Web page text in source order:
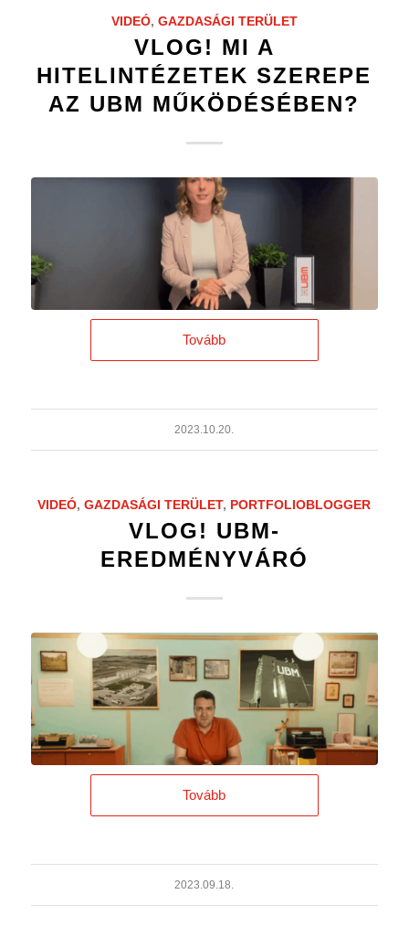
VIDEÓ, GAZDASÁGI TERÜLET
VLOG! MI A
HITELINTÉZETEK SZEREPE
AZ UBM MŰKÖDÉSÉBEN?
Tovább
2023.10.20.
VIDEÓ,GAZDASÁGI TERÜLET, PORTFOLIOBLOGGER
VLOG! UBM-
EREDMÉNYVÁRÓ
Tovább
2023.09.18.